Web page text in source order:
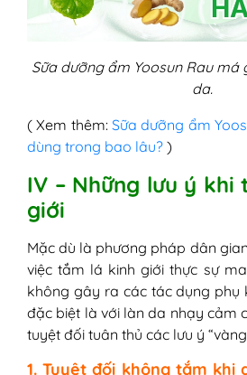
Sữa dưỡng ẩm Yoosun Rau má
da.
( Xem thêm: Sữa dưỡng ẩm
dùng trong bao lâu? )
IV – Những lưu ý khi
giới
Mặc dù là phương pháp dân
việc tắm lá kinh giới thực sự
không gây ra các tác dụng phụ
đặc biệt là với làn da nhạy cảm
tuyệt đối tuân thủ các lưu ý
1. Tuyệt đối không tắm khi